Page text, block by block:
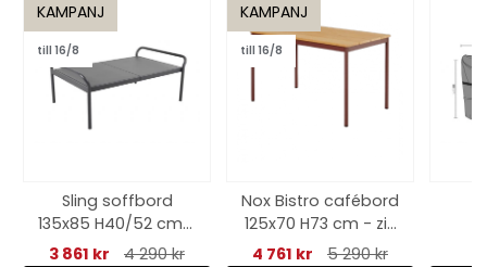
KAMPANJ
till 16/8
Sling soffbord
135x85 H40/52 cm -
antracit
3 861 kr 4 290 kr
KAMPANJ
till 16/8
Nox Bistro cafébord
125x70 H73 cm - zin
red/bambu
4 761 kr 5 290 kr